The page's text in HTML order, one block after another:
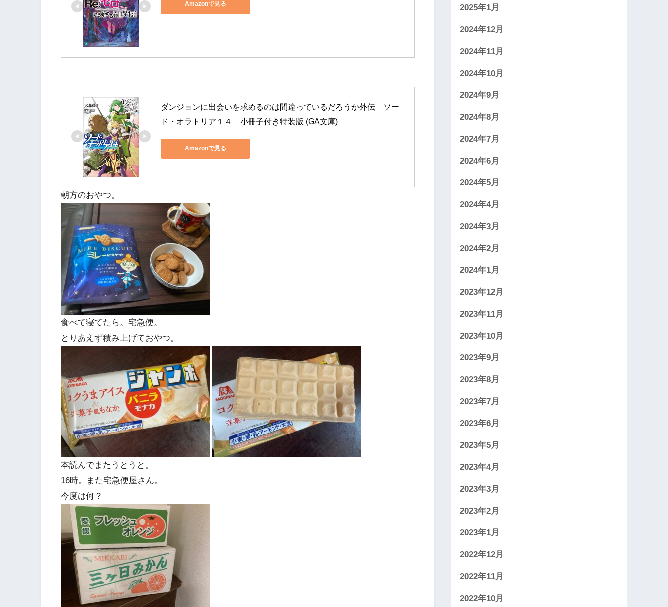
Amazonで見る
ダンジョンに出会いを求めるのは間違っているだろうか外伝　ソー
ド・オラトリア１４　小冊子付き特装版 (GA文庫)
Amazonで見る
朝方のおやつ。
食べて寝てたら。宅急便。
とりあえず積み上げておやつ。
本読んでまたうとうと。
16時。また宅急便屋さん。
今度は何？
2025年1月
2024年12月
2024年11月
2024年10月
2024年9月
2024年8月
2024年7月
2024年6月
2024年5月
2024年4月
2024年3月
2024年2月
2024年1月
2023年12月
2023年11月
2023年10月
2023年9月
2023年8月
2023年7月
2023年6月
2023年5月
2023年4月
2023年3月
2023年2月
2023年1月
2022年12月
2022年11月
2022年10月